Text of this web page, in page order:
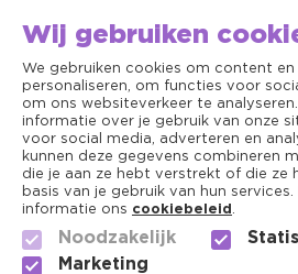
Algemene
Wij gebruiken
We gebruiken cookies om content
personaliseren, om functies voor
om ons websiteverkeer te
informatie over je gebruik van onze
voor social media, adverteren en
kunnen deze gegevens combineren
die je aan ze hebt verstrekt of die ze
basis van je gebruik van hun
informatie ons cookiebeleid .
Noodzakelijk
Marketing